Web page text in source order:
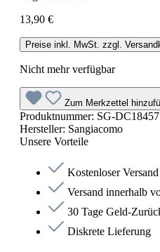
13,90 €
Preise inkl. MwSt. zzgl.
Nicht mehr verfügbar
Zum Merkzettel
Produktnummer: SG-
Hersteller: Sangiacomo
Unsere Vorteile
Kostenloser
Versand innerhalb
30 Tage Geld-
Diskrete Lieferung